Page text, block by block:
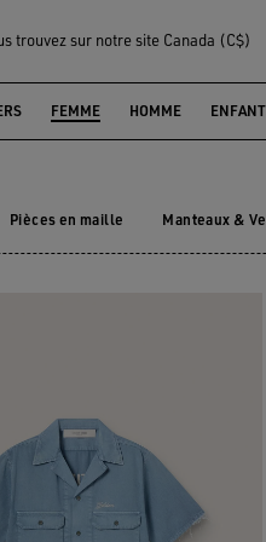
trouvez sur notre site Canada (C$)
FEMME HOMME
Pièces en maille Manteaux &